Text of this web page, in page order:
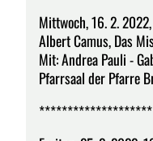
Mittwoch, 16. 2.
Albert Camus, Das
Mit: Andrea Pauli -
Pfarrsaal der Pfarre
********************